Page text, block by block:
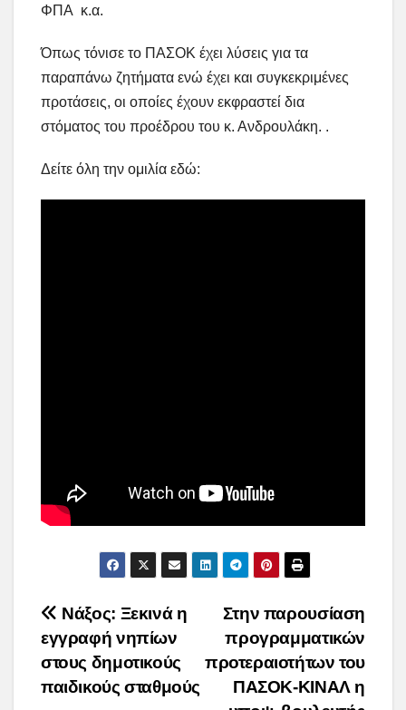
ΦΠΑ κ.α.
Όπως τόνισε το ΠΑΣΟΚ έχει λύσεις για τα
παραπάνω ζητήματα ενώ έχει και συγκεκριμένες
προτάσεις, οι οποίες έχουν εκφραστεί δια
στόματος του προέδρου του κ. Ανδρουλάκη. .
Δείτε όλη την ομιλία εδώ:
Post
navigation
Στην παρουσίαση
προγραμματικών
προτεραιοτήτων του
ΠΑΣΟΚ-ΚΙΝΑΛ η
Νάξος: Ξεκινά η
εγγραφή νηπίων
στους δημοτικούς
παιδικούς σταθμούς